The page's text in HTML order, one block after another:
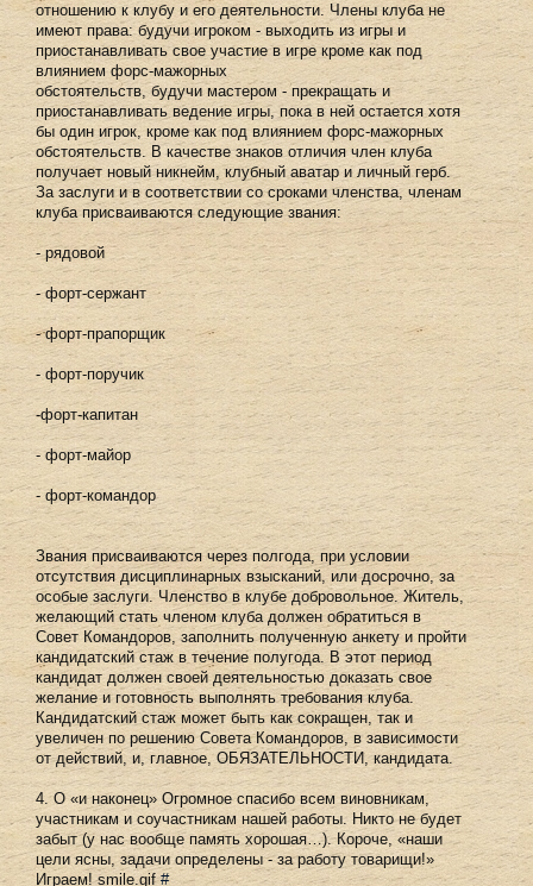
отношению к клубу и его деятельности. Члены клуба не
имеют права: будучи игроком - выходить из игры и
приостанавливать свое участие в игре кроме как под
влиянием форс-мажорных
обстоятельств, будучи мастером - прекращать и
приостанавливать ведение игры, пока в ней остается хотя
бы один игрок, кроме как под влиянием форс-мажорных
обстоятельств. В качестве знаков отличия член клуба
получает новый никнейм, клубный аватар и личный герб.
За заслуги и в соответствии со сроками членства, членам
клуба присваиваются следующие звания:
- рядовой
- форт-сержант
- форт-прапорщик
- форт-поручик
-форт-капитан
- форт-майор
- форт-командор
Звания присваиваются через полгода, при условии
отсутствия дисциплинарных взысканий, или досрочно, за
особые заслуги. Членство в клубе добровольное. Житель,
желающий стать членом клуба должен обратиться в
Совет Командоров, заполнить полученную анкету и пройти
кандидатский стаж в течение полугода. В этот период
кандидат должен своей деятельностью доказать свое
желание и готовность выполнять требования клуба.
Кандидатский стаж может быть как сокращен, так и
увеличен по решению Совета Командоров, в зависимости
от действий, и, главное, ОБЯЗАТЕЛЬНОСТИ, кандидата.
4. О «и наконец» Огромное спасибо всем виновникам,
участникам и соучастникам нашей работы. Никто не будет
забыт (у нас вообще память хорошая…). Короче, «наши
цели ясны, задачи определены - за работу товарищи!»
Играем! smile.gif#